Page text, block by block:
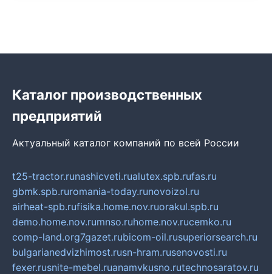
Каталог производственных
предприятий
Актуальный каталог компаний по всей России
t25-tractor.runashicveti.rualutex.spb.rufas.ru
gbmk.spb.ruromania-today.runovoizol.ru
airheat-spb.rufisika.home.nov.ruorakul.spb.ru
demo.home.nov.rumnso.ruhome.nov.rucemko.ru
comp-land.org7gazet.rubicom-oil.rusuperiorsearch.ru
bulgarianedvizhimost.rusn-hram.rusenovosti.ru
fexer.rusnite-mebel.ruanamvkusno.rutechnosaratov.ru